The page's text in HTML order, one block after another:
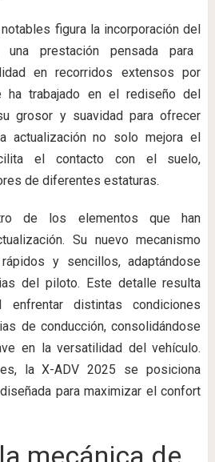
figura la incorporación del
una prestación pensada para
en recorridos extensos por
ha trabajado en el rediseño del
grosor y suavidad para ofrecer
actualización no solo mejora el
el contacto con el suelo,
de diferentes estaturas.
de los elementos que han
Su nuevo mecanismo
y sencillos, adaptándose
del piloto. Este detalle resulta
distintas condiciones
de conducción, consolidándose
en la versatilidad del vehículo.
la X-ADV 2025 se posiciona
para maximizar el confort
mecánica de